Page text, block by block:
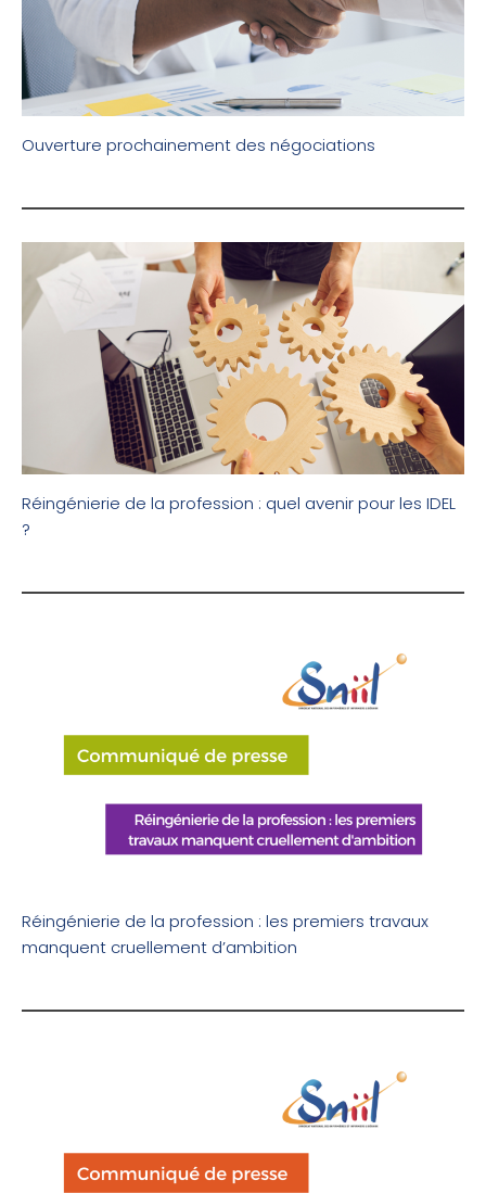
Ouverture prochainement des négociations
Réingénierie de la profession : quel avenir pour les IDEL
?
Réingénierie de la profession : les premiers travaux
manquent cruellement d’ambition